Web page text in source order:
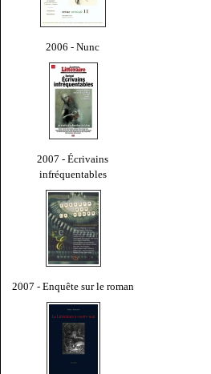
2006 - Nunc
2007 - Écrivains
infréquentables
2007 - Enquête sur le roman